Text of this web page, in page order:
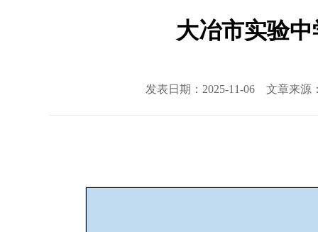
大冶市实验
发表日期：2025-11-06 文章来源